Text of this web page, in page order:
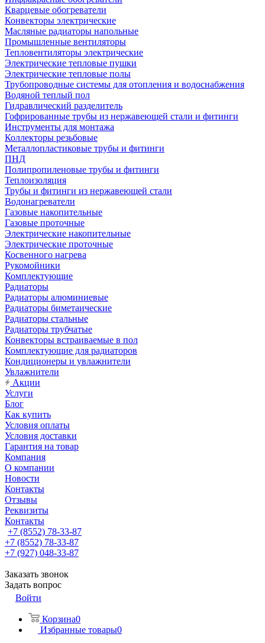
Кварцевые обогреватели
Конвекторы электрические
Масляные радиаторы напольные
Промышленные вентиляторы
Тепловентиляторы электрические
Электрические тепловые пушки
Электрические тепловые полы
Трубопроводные системы для отопления и водоснабжения
Водяной теплый пол
Гидравлический разделитель
Гофрированные трубы из нержавеющей стали и фитинги
Инструменты для монтажа
Коллекторы резьбовые
Металлопластиковые трубы и фитинги
ПНД
Полипропиленовые трубы и фитинги
Теплоизоляция
Трубы и фитинги из нержавеющей стали
Водонагреватели
Газовые накопительные
Газовые проточные
Электрические накопительные
Электрические проточные
Косвенного нагрева
Рукомойники
Комплектующие
Радиаторы
Радиаторы алюминиевые
Радиаторы биметаические
Радиаторы стальные
Радиаторы трубчатые
Конвекторы встраиваемые в пол
Комплектующие для радиаторов
Кондиционеры и увлажнители
Увлажнители
Акции
Услуги
Блог
Как купить
Условия оплаты
Условия доставки
Гарантия на товар
Компания
О компании
Новости
Контакты
Отзывы
Реквизиты
Контакты
+7 (8552) 78-33-87
+7 (8552) 78-33-87
+7 (927) 048-33-87
Заказать звонок
Задать вопрос
Войти
Корзина0
Избранные товары0